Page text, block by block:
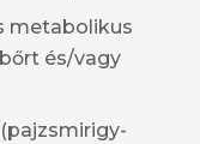
metabolikus
és/vagy